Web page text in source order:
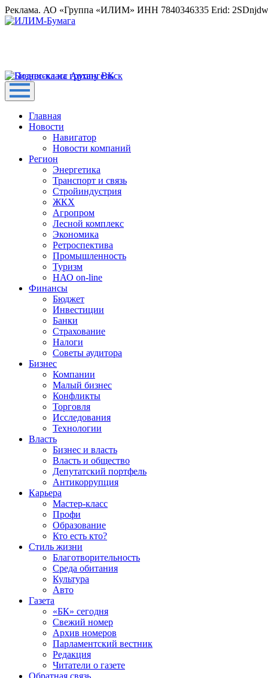
Реклама. АО «Группа «ИЛИМ» ИНН 7840346335 Erid:
Главная
Новости
Навигатор
Новости компаний
Регион
Энергетика
Транспорт и связь
Стройиндустрия
ЖКХ
Агропром
Лесной комплекс
Экономика
Ретроспектива
Промышленность
Туризм
НАО on-line
Финансы
Бюджет
Инвестиции
Банки
Страхование
Налоги
Советы аудитора
Бизнес
Компании
Малый бизнес
Конфликты
Торговля
Исследования
Технологии
Власть
Бизнес и власть
Власть и общество
Депутатский портфель
Антикоррупция
Карьера
Мастер-класс
Профи
Образование
Кто есть кто?
Стиль жизни
Благотворительность
Среда обитания
Культура
Авто
Газета
«БК» сегодня
Свежий номер
Архив номеров
Парламентский вестник
Редакция
Читатели о газете
Обратная связь